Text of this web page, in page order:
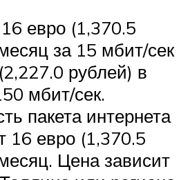
евро (1,370.5
за 15 мбит/сек
рублей) в
мбит/сек.
пакета интернета
16 евро (1,370.5
Цена зависит